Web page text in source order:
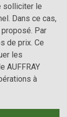
solliciter le
Dans ce cas,
Par
de prix. Ce
les
AUFFRAY
à